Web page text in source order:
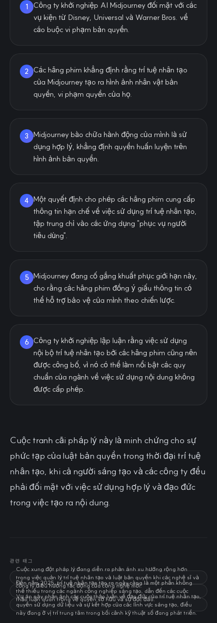
1
Công ty khởi nghiệp AI Midjourney đối mặt với các
vụ kiện từ Disney, Universal và Warner Bros. về
cáo buộc vi phạm bản quyền.
2
Các hãng phim khẳng định rằng trí tuệ nhân tạo
của Midjourney tạo ra hình ảnh nhân vật bản
quyền, vi phạm quyền của họ.
3
Midjourney bào chữa hành động của mình là sử
dụng hợp lý, khẳng định quyền huấn luyện trên
hình ảnh bản quyền.
4 Một quyết định cho phép các hãng phim cung cấp
thông tin hạn chế về việc sử dụng trí tuệ nhân tạo,
tập trung chỉ vào các ứng dụng "phục vụ người
tiêu dùng".
5 Midjourney đang cố gắng khuất phục giới hạn này,
cho rằng các hãng phim đồng ý giấu thông tin có
thể hỗ trợ bảo vệ của mình theo chiến lược.
6
Công ty khởi nghiệp lập luận rằng việc sử dụng
nội bộ trí tuệ nhân tạo bởi các hãng phim cũng nên
được công bố, vì nó có thể làm nổi bật các quy
chuẩn của ngành về việc sử dụng nội dung không
được cấp phép.
Cuộc tranh cãi pháp lý này là minh chứng cho sự
phức tạp của luật bản quyền trong thời đại trí tuệ
nhân tạo, khi cả người sáng tạo và các công ty đều
phải đối mặt với việc sử dụng hợp lý và đạo đức
trong việc tạo ra nội dung.
관련 태그
Cuộc xung đột pháp lý đang diễn ra phản ánh xu hướng rộng hơn
trong việc quản lý trí tuệ nhân tạo và luật bản quyền khi các nghệ sĩ và
công ty điều hướng tác động của công nghệ mới.
Đến năm 2025, trí tuệ nhân tạo tạo ra ngày càng là một phần không
thể thiếu trong các ngành công nghiệp sáng tạo, dẫn đến các cuộc
thảo luận quan trọng về quyền sở hữu và sự độc đáo.
Vụ án này phản ánh các cuộc thảo luận về đạo đức của trí tuệ nhân tạo,
quyền sử dụng dữ liệu và sự kết hợp của các lĩnh vực sáng tạo, điều
này đang ở vị trí trung tâm trong bối cảnh kỹ thuật số đang phát triển.